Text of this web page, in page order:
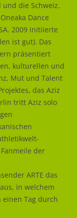
und die Schweiz.
Dance
2009 initiierte
ist gut). Das
präsentiert
kulturellen und
Mut und Talent
das Aziz
tritt Aziz solo
der
ARTE das
in welchem
Tag durch